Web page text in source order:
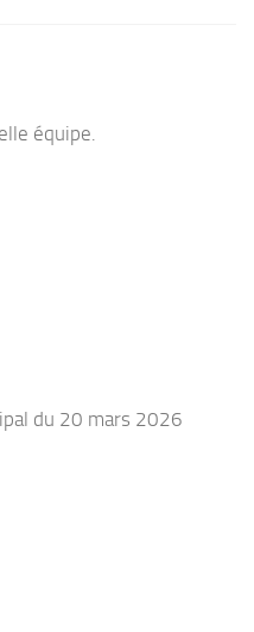
équipe.
du 20 mars 2026